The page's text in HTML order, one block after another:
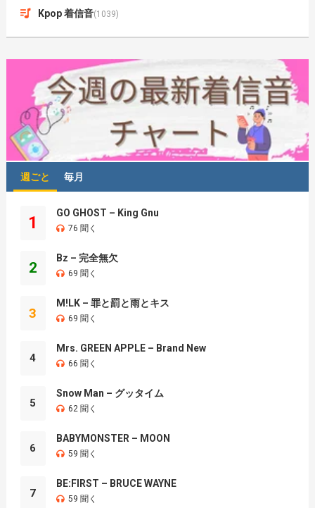
Kpop 着信音(1039)
週ごと 毎月
1
GO GHOST – King Gnu
76 聞く
2
Bz – 完全無欠
69 聞く
3
M!LK – 罪と罰と雨とキス
69 聞く
4
Mrs. GREEN APPLE – Brand New
66 聞く
5
Snow Man – グッタイム
62 聞く
6
BABYMONSTER – MOON
59 聞く
7
BE:FIRST – BRUCE WAYNE
59 聞く